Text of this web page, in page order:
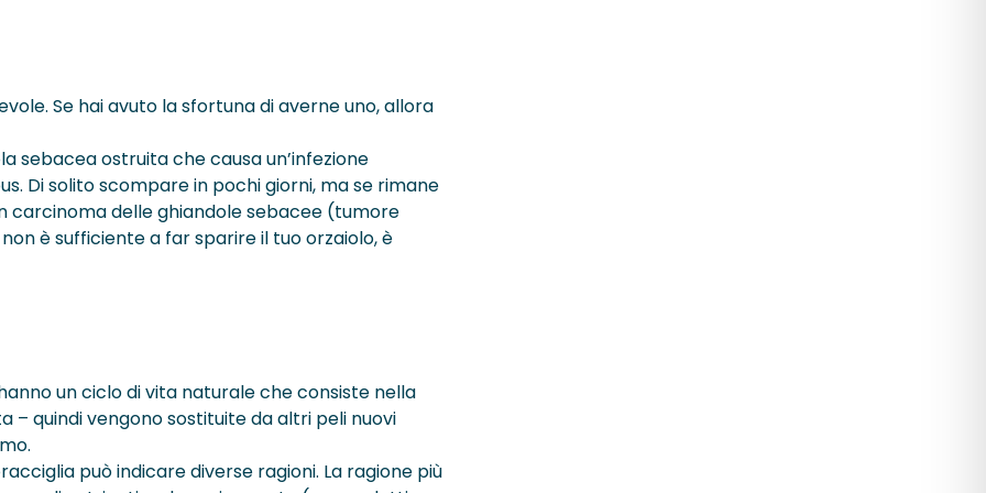
Se hai avuto la sfortuna di averne uno, allora
sebacea ostruita che causa un’infezione
Di solito scompare in pochi giorni, ma se rimane
carcinoma delle ghiandole sebacee (tumore
è sufficiente a far sparire il tuo orzaiolo, è
un ciclo di vita naturale che consiste nella
– quindi vengono sostituite da altri peli nuovi
può indicare diverse ragioni. La ragione più